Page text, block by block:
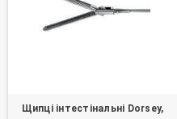
Щипці інтестінальні Dorsey,